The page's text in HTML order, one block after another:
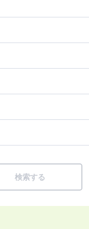
検索する